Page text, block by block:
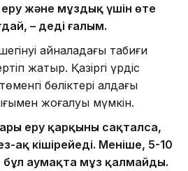
және мұздық үшін өте
– деді ғалым.
айналадағы табиғи
жатыр. Қазіргі үрдіс
бөліктері алдағы
жоғалуы мүмкін.
еру қарқыны сақталса,
ақ кішірейеді. Меніңше, 5-10
бұл аумақта мұз қалмайды.